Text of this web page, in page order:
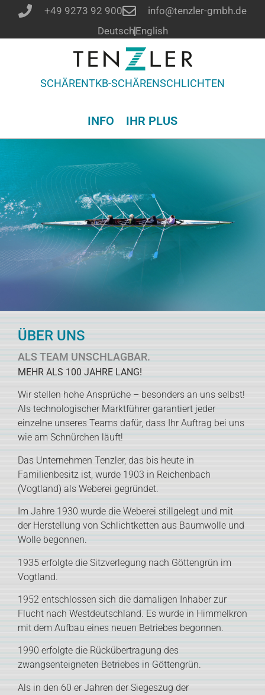
+49 9273 92 900
info@tenzler-gmbh.de
DeutschEnglish
SCHÄRENTKB-SCHÄRENSCHLICHTEN
INFO IHR PLUS
ÜBER UNS
ALS TEAM UNSCHLAGBAR.
MEHR ALS 100 JAHRE LANG!
Wir stellen hohe Ansprüche – besonders an uns selbst!
Als technologischer Marktführer garantiert jeder
einzelne unseres Teams dafür, dass Ihr Auftrag bei uns
wie am Schnürchen läuft!
Das Unternehmen Tenzler, das bis heute in
Familienbesitz ist, wurde 1903 in Reichenbach
(Vogtland) als Weberei gegründet.
Im Jahre 1930 wurde die Weberei stillgelegt und mit
der Herstellung von Schlichtketten aus Baumwolle und
Wolle begonnen.
1935 erfolgte die Sitzverlegung nach Göttengrün im
Vogtland.
1952 entschlossen sich die damaligen Inhaber zur
Flucht nach Westdeutschland. Es wurde in Himmelkron
mit dem Aufbau eines neuen Betriebes begonnen.
1990 erfolgte die Rückübertragung des
zwangsenteigneten Betriebes in Göttengrün.
Als in den 60 er Jahren der Siegeszug der